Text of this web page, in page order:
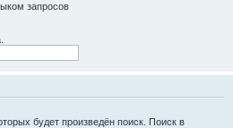
запросов
будет произведён поиск. Поиск в